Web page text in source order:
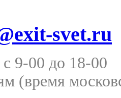
svet.ru
9-00 до 18-00
(время